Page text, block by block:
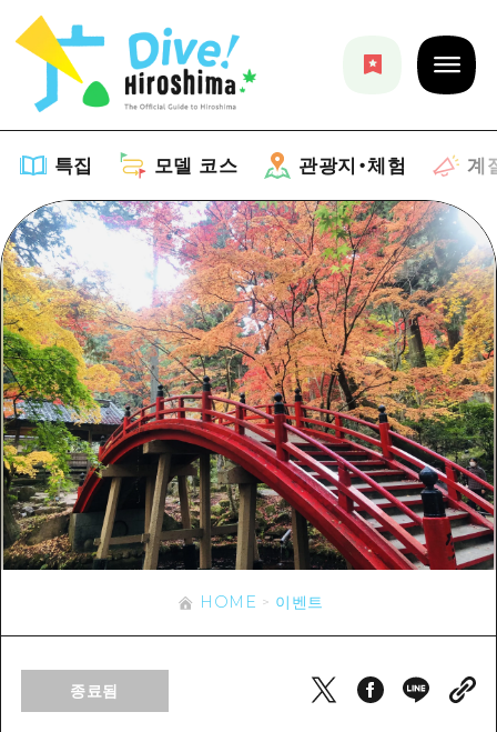
특집 모델 코스 관광지・체험 계
특집
목록
추천
아트
이벤트/축제
음식/술
사이클링
나이트 라이프
세계유산
모델 코스
목록
Dive! Hiroshima 공식 가이드
Hiroshima Moshimo Travel
히로시마시 주변
아키(安芸)
빈고(備後)
비북(備北)
관광지・체험
목록
히로시마시 주변
아키(安芸)
빈고(備後)
비북(備北)
미야지마(宮島) 주변
계절 정보
이벤트
유용한 정보
접근
보조 트래픽 요약
HOME
HOME 이벤트
종료됨